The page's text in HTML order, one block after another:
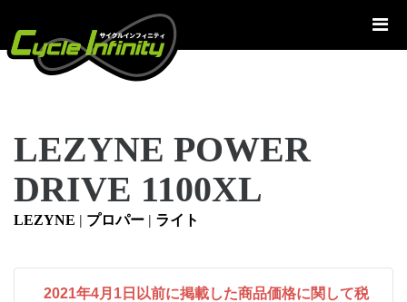
テ
LEZYNE POWER
DRIVE 1100XL
LEZYNE | プロパー | ライト
2021年4月1日以前に掲載した商品価格に関して税